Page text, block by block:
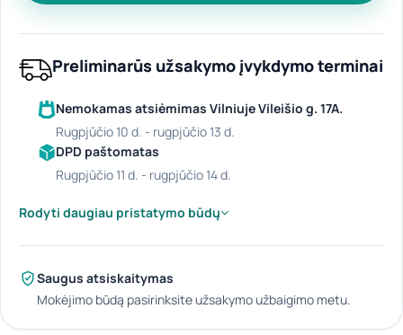
Preliminarūs užsakymo įvykdymo terminai
Nemokamas atsiėmimas Vilniuje Vileišio g. 17A.
rugpjūčio 10 d. - rugpjūčio 13 d.
DPD paštomatas
rugpjūčio 11 d. - rugpjūčio 14 d.
Rodyti daugiau pristatymo būdų
Saugus atsiskaitymas
Mokėjimo būdą pasirinksite užsakymo užbaigimo metu.